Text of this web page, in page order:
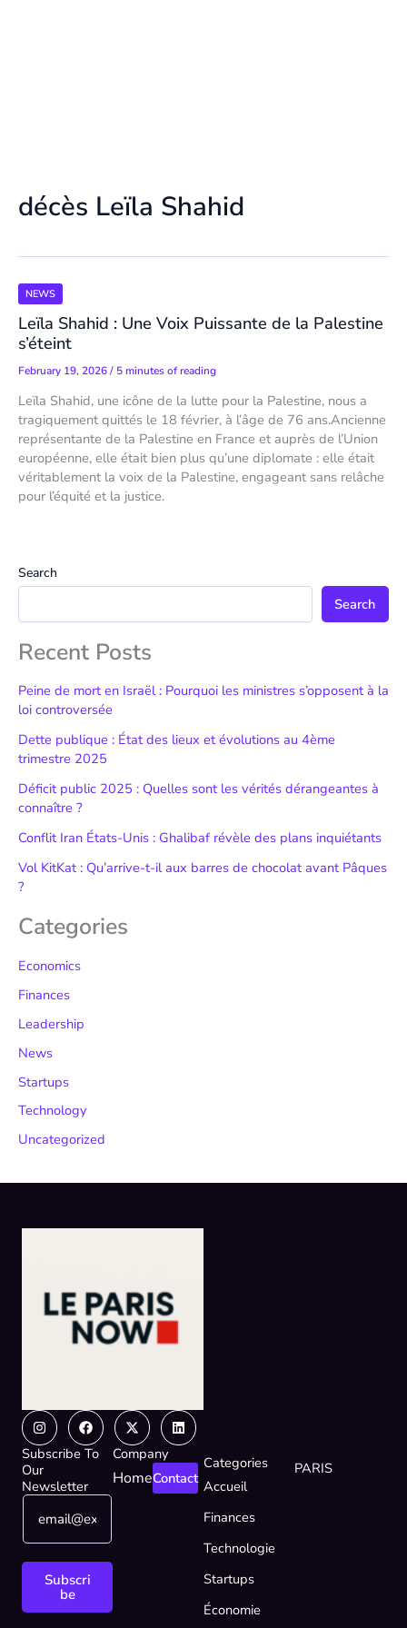
décès Leïla Shahid
NEWS
Leïla Shahid : Une Voix Puissante de la Palestine
s’éteint
February 19, 2026/ 5 minutes of reading
Leïla Shahid, une icône de la lutte pour la Palestine, nous a
tragiquement quittés le 18 février, à l’âge de 76 ans.Ancienne
représentante de la Palestine en France et auprès de l’Union
européenne, elle était bien plus qu’une diplomate : elle était
véritablement la voix de la Palestine, engageant sans relâche
pour l’équité et la justice.
Search
Search
Recent Posts
Peine de mort en Israël : Pourquoi les ministres s’opposent à la
loi controversée
Dette publique : État des lieux et évolutions au 4ème
trimestre 2025
Déficit public 2025 : Quelles sont les vérités dérangeantes à
connaître ?
Conflit Iran États-Unis : Ghalibaf révèle des plans inquiétants
Vol KitKat : Qu’arrive-t-il aux barres de chocolat avant Pâques
?
Categories
Economics
Finances
Leadership
News
Startups
Technology
Uncategorized
InstagramFacebook
X-
twitter
Linkedin
Subscribe To
Our
Newsletter
E
a
i
m
E
a
Subscri
be
Company
HomeContact
Categories
Accueil
Finances
Technologie
Startups
Économie
PARIS